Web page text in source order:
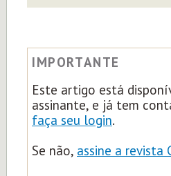
IMPORTANTE
Este artigo está
assinante, e já tem
faça seu login.
Se não, assine a revista